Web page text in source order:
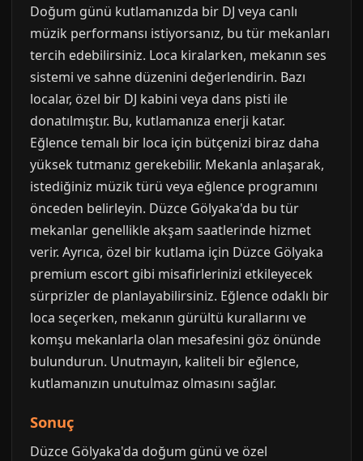
Doğum günü kutlamanızda bir DJ veya canlı
müzik performansı istiyorsanız, bu tür mekanları
tercih edebilirsiniz. Loca kiralarken, mekanın ses
sistemi ve sahne düzenini değerlendirin. Bazı
localar, özel bir DJ kabini veya dans pisti ile
donatılmıştır. Bu, kutlamanıza enerji katar.
Eğlence temalı bir loca için bütçenizi biraz daha
yüksek tutmanız gerekebilir. Mekanla anlaşarak,
istediğiniz müzik türü veya eğlence programını
önceden belirleyin. Düzce Gölyaka'da bu tür
mekanlar genellikle akşam saatlerinde hizmet
verir. Ayrıca, özel bir kutlama için Düzce Gölyaka
premium escort gibi misafirlerinizi etkileyecek
sürprizler de planlayabilirsiniz. Eğlence odaklı bir
loca seçerken, mekanın gürültü kurallarını ve
komşu mekanlarla olan mesafesini göz önünde
bulundurun. Unutmayın, kaliteli bir eğlence,
kutlamanızın unutulmaz olmasını sağlar.
Sonuç
Düzce Gölyaka'da doğum günü ve özel